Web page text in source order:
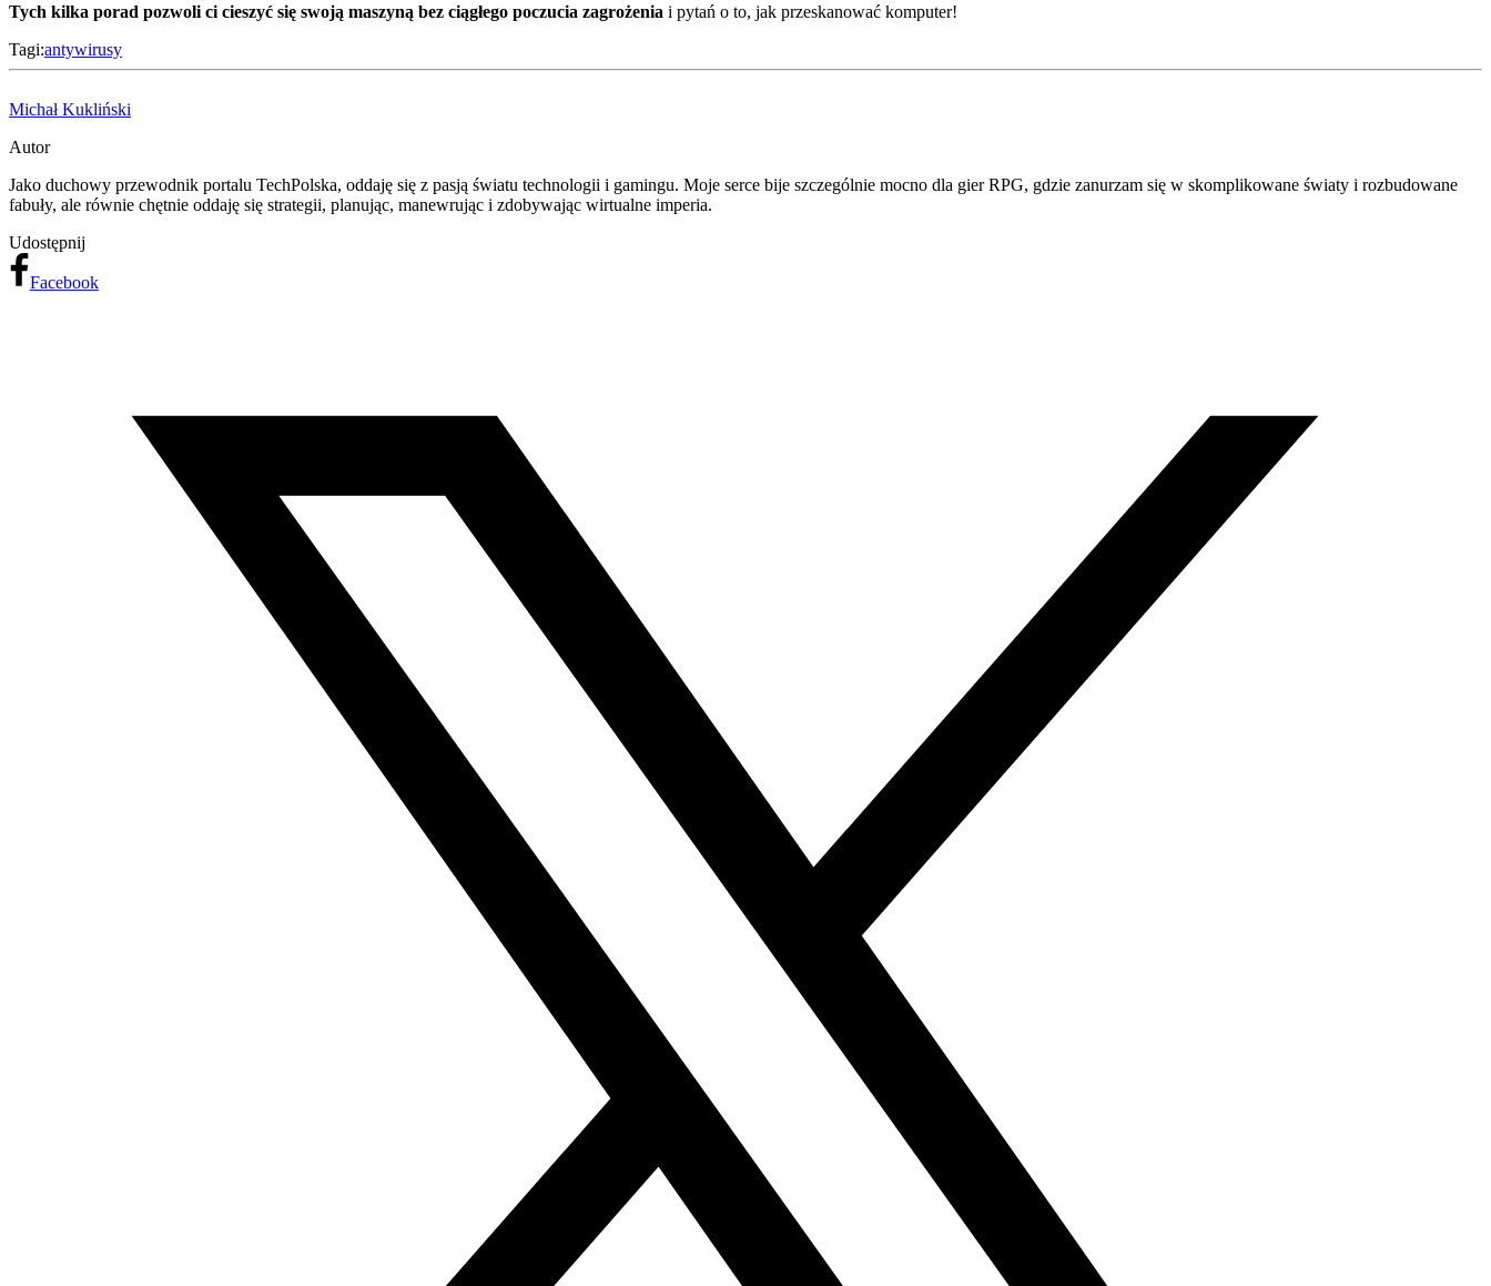
Tych kilka porad pozwoli ci cieszyć się swoją maszyną bez ciągłego poczucia zagrożenia i pytań o to, jak przeskanować komputer!
Tagi:antywirusy
Michał Kukliński
Autor
Jako duchowy przewodnik portalu TechPolska, oddaję się z pasją światu technologii i gamingu. Moje serce bije szczególnie mocno dla gier RPG, gdzie zanurzam się w skomplikowane światy i rozbudowane
fabuły, ale równie chętnie oddaję się strategii, planując, manewrując i zdobywając wirtualne imperia.
Udostępnij
Facebook